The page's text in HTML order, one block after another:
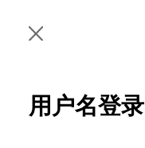
用户名登录